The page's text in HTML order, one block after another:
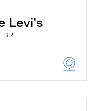
Levi's
BR